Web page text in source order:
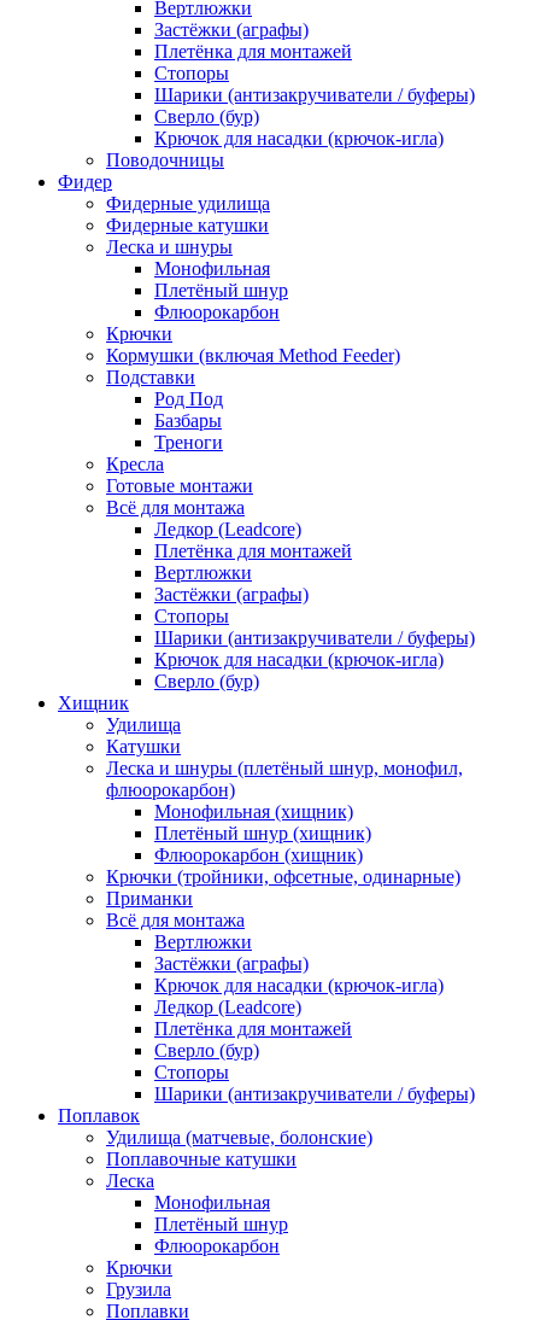
Вертлюжки
Застёжки (аграфы)
Плетёнка для монтажей
Стопоры
Шарики (антизакручиватели / буферы)
Сверло (бур)
Крючок для насадки (крючок-игла)
Поводочницы
Фидер
Фидерные удилища
Фидерные катушки
Леска и шнуры
Монофильная
Плетёный шнур
Флюорокарбон
Крючки
Кормушки (включая Method Feeder)
Подставки
Род Под
Базбары
Треноги
Кресла
Готовые монтажи
Всё для монтажа
Ледкор (Leadcore)
Плетёнка для монтажей
Вертлюжки
Застёжки (аграфы)
Стопоры
Шарики (антизакручиватели / буферы)
Крючок для насадки (крючок-игла)
Сверло (бур)
Хищник
Удилища
Катушки
Леска и шнуры (плетёный шнур, монофил,
флюорокарбон)
Монофильная (хищник)
Плетёный шнур (хищник)
Флюорокарбон (хищник)
Крючки (тройники, офсетные, одинарные)
Приманки
Всё для монтажа
Вертлюжки
Застёжки (аграфы)
Крючок для насадки (крючок-игла)
Ледкор (Leadcore)
Плетёнка для монтажей
Сверло (бур)
Стопоры
Шарики (антизакручиватели / буферы)
Поплавок
Удилища (матчевые, болонские)
Поплавочные катушки
Леска
Монофильная
Плетёный шнур
Флюорокарбон
Крючки
Грузила
Поплавки